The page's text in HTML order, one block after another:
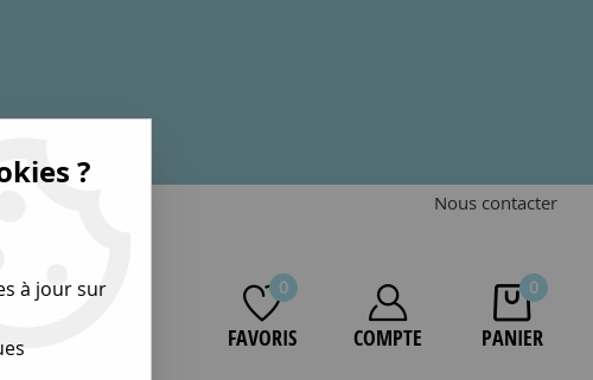
Nous contacter
0
FAVORIS COMPTE
0
PANIER
?
à jour sur